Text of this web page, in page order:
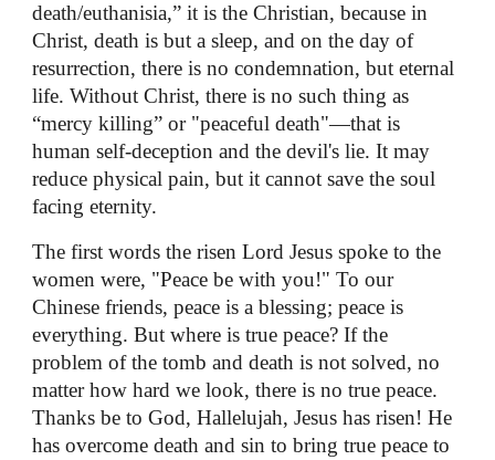
death/euthanisia,” it is the Christian, because in
Christ, death is but a sleep, and on the day of
resurrection, there is no condemnation, but eternal
life. Without Christ, there is no such thing as
“mercy killing” or "peaceful death"—that is
human self-deception and the devil's lie. It may
reduce physical pain, but it cannot save the soul
facing eternity.
The first words the risen Lord Jesus spoke to the
women were, "Peace be with you!" To our
Chinese friends, peace is a blessing; peace is
everything. But where is true peace? If the
problem of the tomb and death is not solved, no
matter how hard we look, there is no true peace.
Thanks be to God, Hallelujah, Jesus has risen! He
has overcome death and sin to bring true peace to